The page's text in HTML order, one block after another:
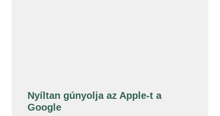
Nyíltan gúnyolja az Apple-t a
Google